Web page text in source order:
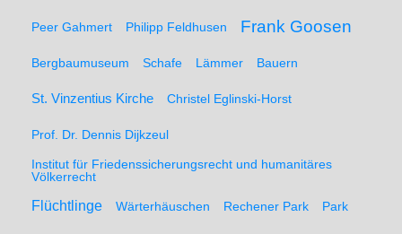
Peer Gahmert Philipp Feldhusen Frank Goosen
Bergbaumuseum Schafe Lämmer Bauern
St. Vinzentius Kirche Christel Eglinski-Horst
Prof. Dr. Dennis Dijkzeul
Institut für Friedenssicherungsrecht und humanitäres
Völkerrecht
Flüchtlinge Wärterhäuschen Rechener Park Park